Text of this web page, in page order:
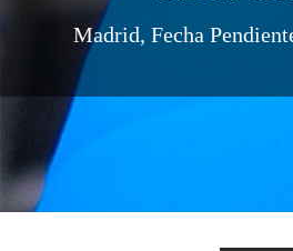
Madrid, Fecha